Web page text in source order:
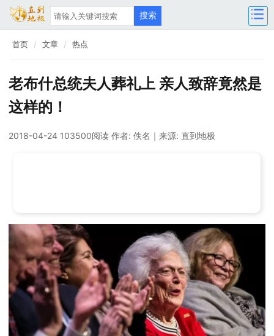
首页 文章 热点
老布什总统夫人葬礼上 亲人致辞竟然是
这样的！
2018-04-24 103500阅读 作者: 佚名 ｜来源: 直到地极